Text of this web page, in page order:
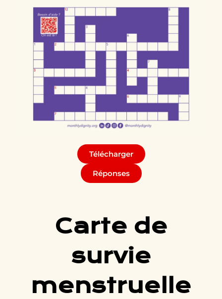
Télécharger
Réponses
Carte de
survie
menstruelle